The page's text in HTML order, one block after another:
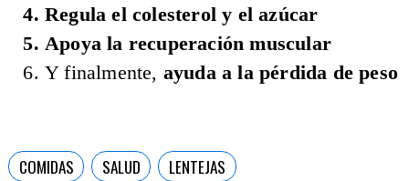
Regula el colesterol y el azúcar
Apoya la recuperación muscular
Y finalmente, ayuda a la pérdida de peso
COMIDAS SALUD LENTEJAS